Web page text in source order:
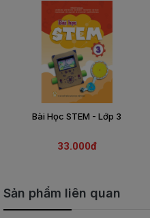
Bài Học STEM - Lớp 3
33.000đ
Sản phẩm liên quan